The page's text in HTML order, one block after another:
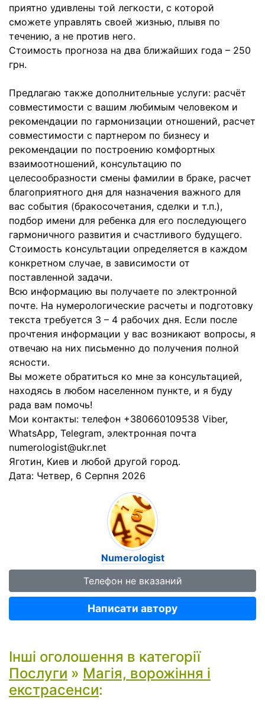
приятно удивлены той легкости, с которой
сможете управлять своей жизнью, плывя по
течению, а не против него.
Стоимость прогноза на два ближайших года – 250
грн.
Предлагаю также дополнительные услуги: расчёт
совместимости с вашим любимым человеком и
рекомендации по гармонизации отношений, расчет
совместимости с партнером по бизнесу и
рекомендации по построению комфортных
взаимоотношений, консультацию по
целесообразности смены фамилии в браке, расчет
благоприятного дня для назначения важного для
вас события (бракосочетания, сделки и т.п.),
подбор имени для ребенка для его последующего
гармоничного развития и счастливого будущего.
Стоимость консультации определяется в каждом
конкретном случае, в зависимости от
поставленной задачи.
Всю информацию вы получаете по электронной
почте. На нумерологические расчеты и подготовку
текста требуется 3 – 4 рабочих дня. Если после
прочтения информации у вас возникают вопросы, я
отвечаю на них письменно до получения полной
ясности.
Вы можете обратиться ко мне за консультацией,
находясь в любом населенном пункте, и я буду
рада вам помочь!
Мои контакты: телефон +380660109538 Viber,
WhatsApp, Telegram, электронная почта
numerologist@ukr.net
Яготин, Киев и любой другой город.
Дата: Четвер, 6 Серпня 2026
Numerologist
Телефон не вказаний
Написати автору
Інші оголошення в категорії
Послуги » Магія, ворожіння і
екстрасенси: